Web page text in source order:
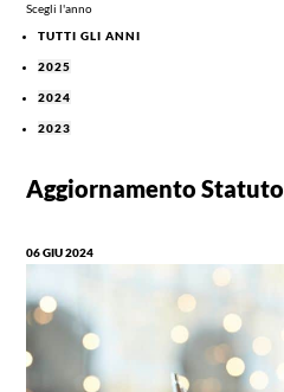
Scegli l'anno
TUTTI GLI ANNI
2025
2024
2023
Aggiornamento Statuto
06 GIU 2024